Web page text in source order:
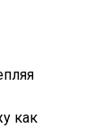
как